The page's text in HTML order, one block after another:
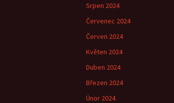
Srpen 2024
Červenec 2024
Červen 2024
Květen 2024
Duben 2024
Březen 2024
Únor 2024